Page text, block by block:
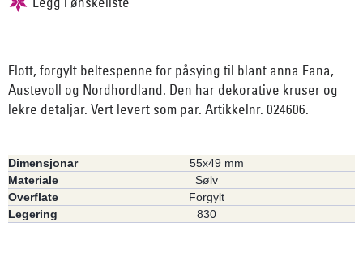
Flott, forgylt beltespenne for påsying til blant anna Fana,
Austevoll og Nordhordland. Den har dekorative kruser og
lekre detaljar. Vert levert som par. Artikkelnr. 024606.
Dimensjonar
55x49 mm
Materiale
Sølv
Overflate
Forgylt
Legering
830